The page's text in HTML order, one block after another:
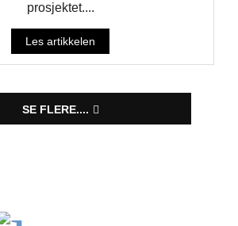
prosjektet....
Les artikkelen
SE FLERE....